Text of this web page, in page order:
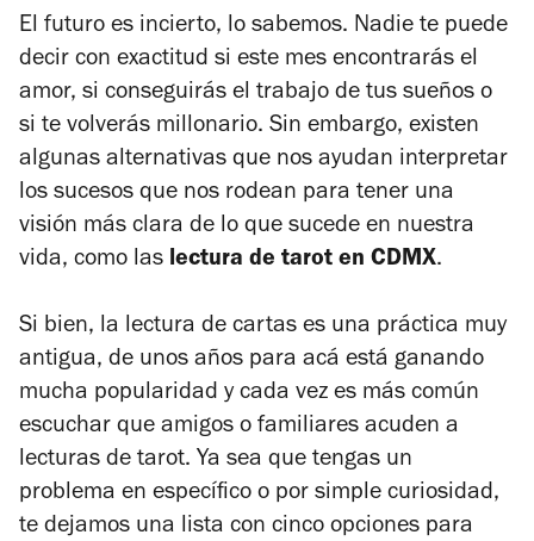
El futuro es incierto, lo sabemos. Nadie te puede
decir con exactitud si este mes encontrarás el
amor, si conseguirás el trabajo de tus sueños o
si te volverás millonario. Sin embargo, existen
algunas alternativas que nos ayudan interpretar
los sucesos que nos rodean para tener una
visión más clara de lo que sucede en nuestra
vida, como las lectura de tarot en CDMX.
Si bien, la lectura de cartas es una práctica muy
antigua, de unos años para acá está ganando
mucha popularidad y cada vez es más común
escuchar que amigos o familiares acuden a
lecturas de tarot. Ya sea que tengas un
problema en específico o por simple curiosidad,
te dejamos una lista con cinco opciones para